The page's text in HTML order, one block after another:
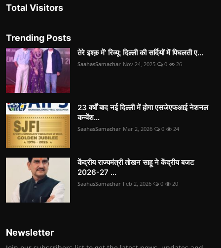
Total Visitors
Trending Posts
तेरे इश्क़ में’ रिव्यू: दिल्ली की सर्दियों में पिघलती ए...
SaahasSamachar Nov 24, 2025 0 26
23 वर्षों बाद नई दिल्ली में होगा एसजेएफआई नेशनल
कन्वेंश...
SaahasSamachar Mar 2, 2026 0 24
केंद्रीय राज्यमंत्री तोखन साहू ने केंद्रीय बजट
2026-27 ...
SaahasSamachar Feb 2, 2026 0 20
Newsletter